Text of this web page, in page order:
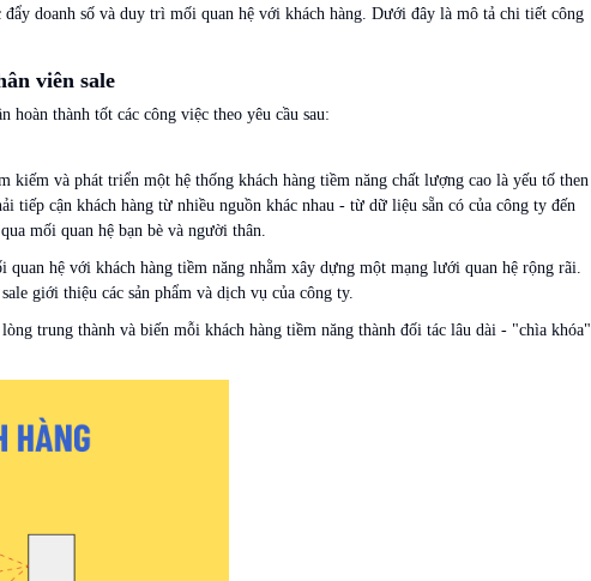
doanh số và duy trì mối quan hệ với khách hàng. Dưới đây là mô tả chi tiết công
viên sale
hoàn thành tốt các công việc theo yêu cầu sau:
và phát triển một hệ thống khách hàng tiềm năng chất lượng cao là yếu tố then
tiếp cận khách hàng từ nhiều nguồn khác nhau - từ dữ liệu sẵn có của công ty đến
mối quan hệ bạn bè và người thân.
quan hệ với khách hàng tiềm năng nhằm xây dựng một mạng lưới quan hệ rộng rãi.
giới thiệu các sản phẩm và dịch vụ của công ty.
trung thành và biến mỗi khách hàng tiềm năng thành đối tác lâu dài - "chìa khóa"